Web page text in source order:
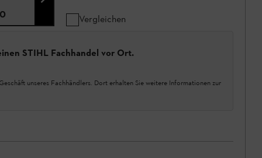
Vergleichen
STIHL Fachhandel vor Ort.
unseres Fachhändlers. Dort erhalten Sie weitere Informationen zur